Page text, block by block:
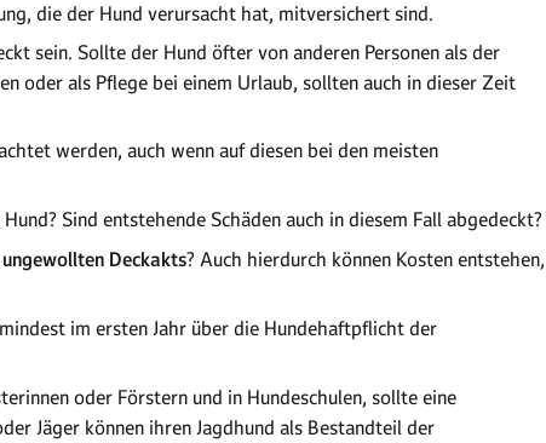
die der Hund verursacht hat, mitversichert sind.
sein. Sollte der Hund öfter von anderen Personen als der
oder als Pflege bei einem Urlaub, sollten auch in dieser Zeit
werden, auch wenn auf diesen bei den meisten
Sind entstehende Schäden auch in diesem Fall abgedeckt?
ungewollten Deckakts? Auch hierdurch können Kosten entstehen,
im ersten Jahr über die Hundehaftpflicht der
oder Förstern und in Hundeschulen, sollte eine
Jäger können ihren Jagdhund als Bestandteil der